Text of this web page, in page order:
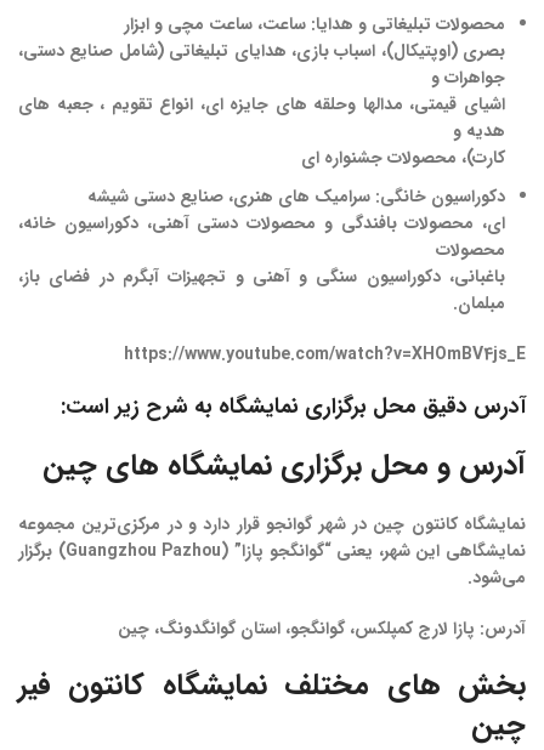
محصولات تبلیغاتی و هدایا: ساعت، ساعت مچی و ابزار
بصری (اوپتیکال)، اسباب بازی، هدایای تبلیغاتی (شامل صنایع دستی،
جواهرات و
اشیای قیمتی، مدالها وحلقه های جایزه ای، انواع تقویم ، جعبه های
هدیه و
کارت)، محصولات جشنواره ای
دکوراسیون خانگی: سرامیک های هنری، صنایع دستی شیشه
ای، محصولات بافندگی و محصولات دستی آهنی، دکوراسیون خانه،
محصولات
باغبانی، دکوراسیون سنگی و آهنی و تجهیزات آبگرم در فضای باز،
مبلمان.
https://www.youtube.com/watch?v=XHOmBV4js_E
آدرس دقیق محل برگزاری نمایشگاه به شرح زیر است:
آدرس و محل برگزاری نمایشگاه های چین
نمایشگاه کانتون چین در شهر گوانجو قرار دارد و در مرکزی‌ترین مجموعه
نمایشگاهی این شهر، یعنی “گوانگجو پازا” (Guangzhou Pazhou) برگزار
می‌شود.
آدرس: پازا لارج کمپلکس، گوانگجو، استان گوانگدونگ، چین
بخش های مختلف نمایشگاه کانتون فیر
چین